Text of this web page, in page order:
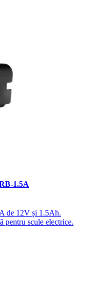
1.5A
de 12V și 1.5Ah.
pentru scule electrice.